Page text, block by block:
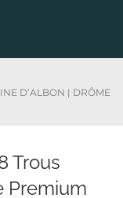
D’ALBON | DRÔME
Trous
Premium